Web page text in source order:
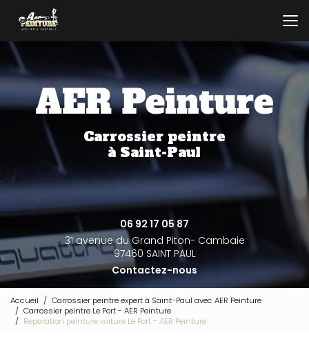
contenu
principal
Carrossier peintre
à Saint-Paul
06 92 17 05 87
31 avenue du Grand Piton- Cambaie
97460 SAINT PAUL
Contactez-nous
Accueil
Carrossier peintre expert à Saint-Paul avec AER Peinture
Carrossier peintre Le Port - AER Peinture
Reparation peinture voiture Le Port - AER Peinture